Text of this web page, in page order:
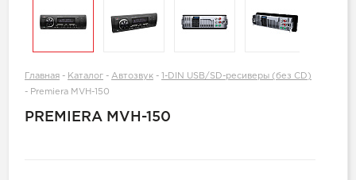
Главная - Каталог - Автозвук -
1-DIN USB/SD-ресиверы (без CD)
- Premiera MVH-150
PREMIERA MVH-150